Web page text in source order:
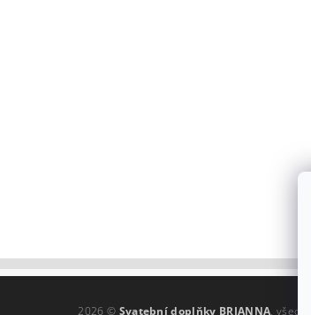
2026 © Svatební doplňky BRIANNA,